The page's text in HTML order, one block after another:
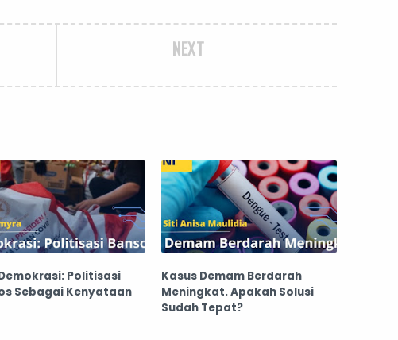
NEXT
Politisasi
Sebagai Kenyataan
Kasus Demam Berdarah
Meningkat. Apakah Solusi
Sudah Tepat?